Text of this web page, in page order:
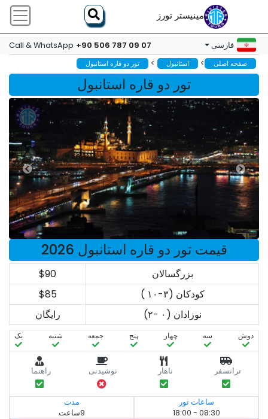
مینیستر تورز
فارسی Call & WhatsApp +90 506 787 09 07
صفحه اصلی > استانبول > تور دو قاره استانبول
تور دو قاره استانبول
قیمت تور دو قاره استانبول 2026
بزرگسالان
$90
کودکان (۳-۱۰ )
$85
نوزادان (۰ -۲)
رایگان
دوش سه‌ چهار پنج جمعه شنبه یک
ترانسفر ناهار نوشیدنی راهنما
ساعات تور
08:30 - 18:00
مدت
9ساعت